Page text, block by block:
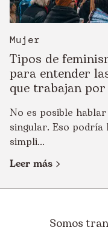
Mujer
Tipos de
para entender
que trabajan
No es posible
singular. Eso podría
simpli...
Leer más
Somos